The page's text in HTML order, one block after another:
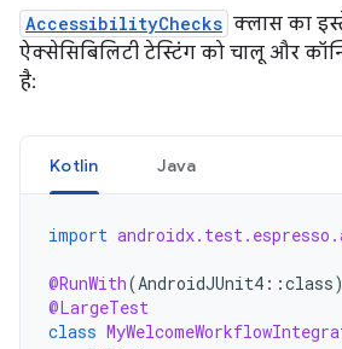
AccessibilityChecks क्लास का
ऐक्सेसिबिलिटी टेस्टिंग को चालू और
है:
Kotlin Java
import
@RunWith(AndroidJUnit4 ::class)
@LargeTest
class